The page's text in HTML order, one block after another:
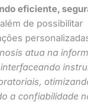
eficiente,
de possibilitar
atua na
a confiabilidade